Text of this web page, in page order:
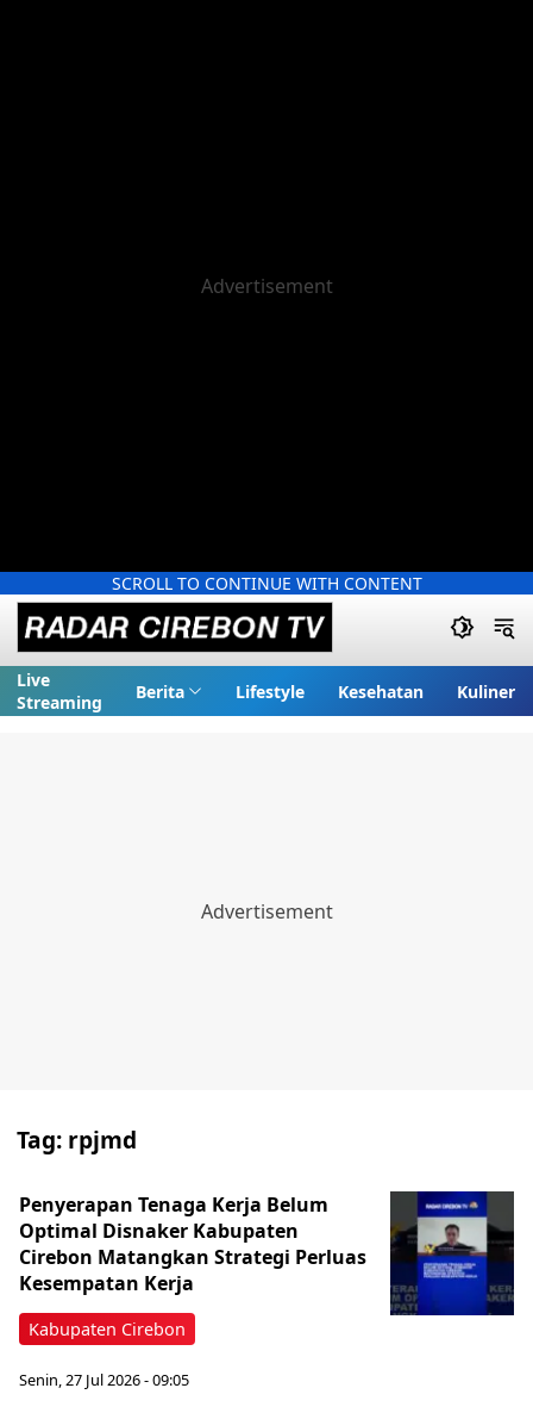
SCROLL TO CONTINUE WITH CONTENT
Live
Streaming
Berita Lifestyle Kesehatan Kuliner
Tag: rpjmd
Kabupaten Cirebon
‎Penyerapan Tenaga Kerja Belum
Optimal Disnaker Kabupaten
Cirebon Matangkan Strategi Perluas
Kesempatan Kerja
Senin, 27 Jul 2026 - 09:05